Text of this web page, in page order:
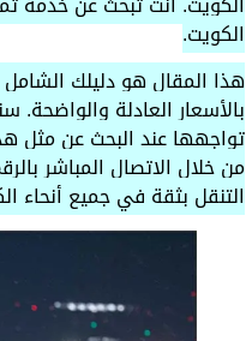
الكويت.
هذا المقال هو دليلك
بالأسعار العادلة والواضحة.
تواجهها عند البحث عن
من خلال الاتصال المباشر
التنقل بثقة في جميع أنحاء